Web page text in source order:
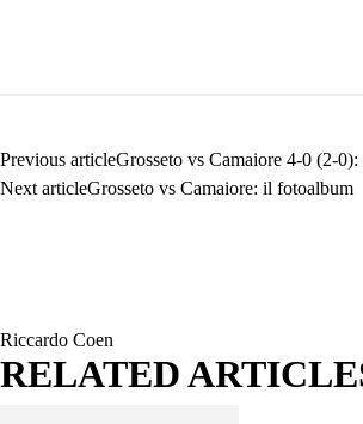
Previous articleGrosseto vs Camaiore 4-0 (2-
Next articleGrosseto vs Camaiore: il fotoalbum
Riccardo Coen
RELATED